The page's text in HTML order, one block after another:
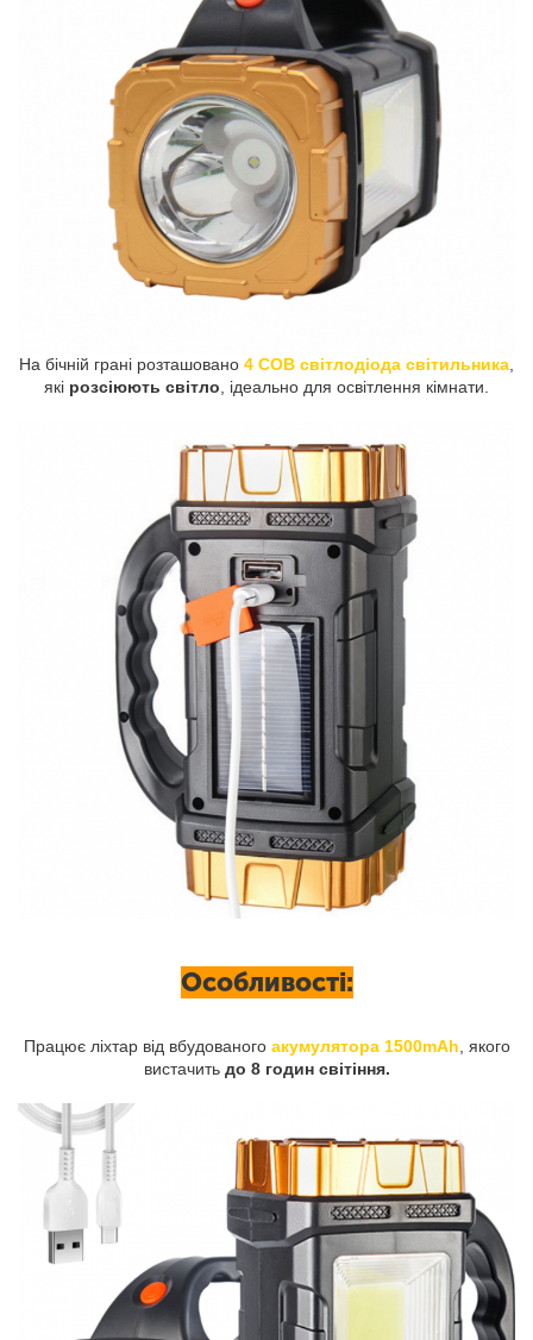
На бічній грані розташовано 4 СОВ світлодіода світильника
які розсіюють світло , ідеально для освітлення кімнати.
Особливості:
Працює ліхтар від вбудованогоакумулятора 1500mAh , якого
вистачитьдо 8 годин світіння.